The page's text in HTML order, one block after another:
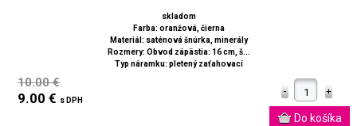
skladom
Farba: oranžová, čierna
Materiál: saténová šnúrka, minerály
Rozmery: Obvod zápästia: 16 cm, š...
Typ náramku: pletený zaťahovací
10.00 €
9.00 € s DPH